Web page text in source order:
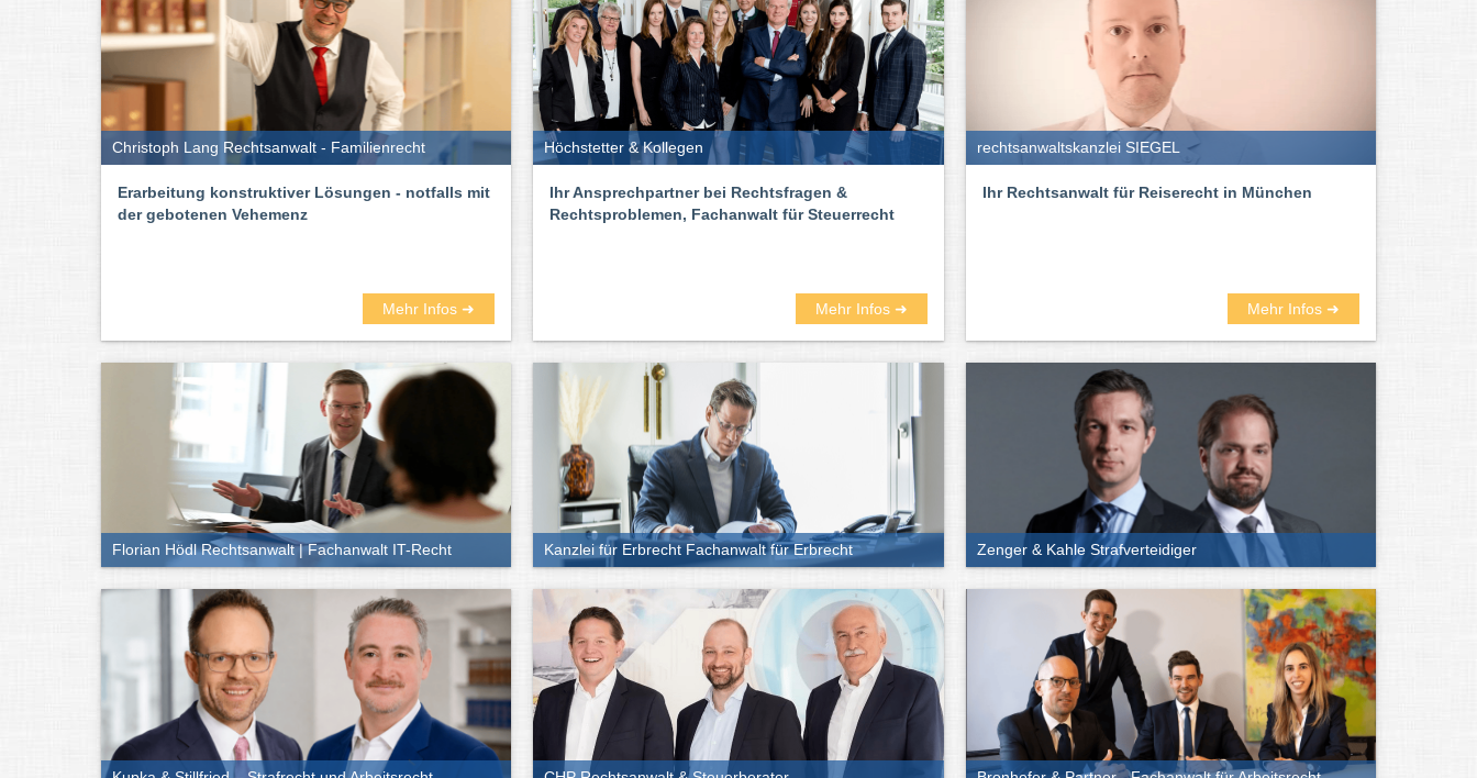
Christoph Lang Rechtsanwalt - Familienrecht
Erarbeitung konstruktiver Lösungen - notfalls mit
der gebotenen Vehemenz
Mehr Infos ➜
Höchstetter & Kollegen
Ihr Ansprechpartner bei Rechtsfragen &
Rechtsproblemen, Fachanwalt für Steuerrecht
Mehr Infos ➜
rechtsanwaltskanzlei SIEGEL
Ihr Rechtsanwalt für Reiserecht in München
Mehr Infos ➜
Florian Hödl Rechtsanwalt | Fachanwalt IT-Recht Kanzlei für Erbrecht Fachanwalt für Erbrecht Zenger & Kahle Strafverteidiger